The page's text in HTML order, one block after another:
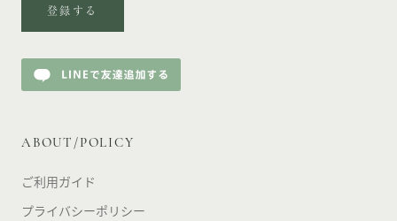
登録する
ABOUT/POLICY
ご利用ガイド
プライバシーポリシー